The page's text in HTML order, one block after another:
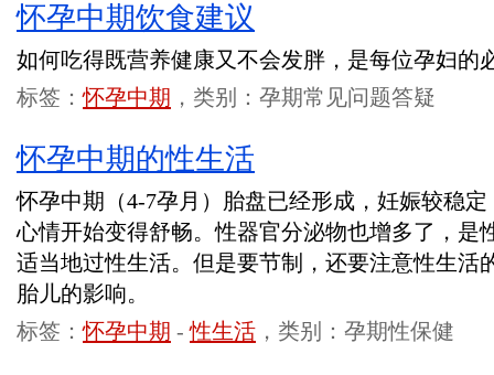
怀孕中期饮食建议
如何吃得既营养健康又不会发胖，是每位孕妇
标签：怀孕中期 ，类别：孕期常见问题答疑
怀孕中期的性生活
怀孕中期（4-7孕月）胎盘已经形成，妊娠较稳
心情开始变得舒畅。性器官分泌物也增多了，是
适当地过性生活。但是要节制，还要注意性生活
胎儿的影响。
标签：怀孕中期 -性生活 ，类别：孕期性保健